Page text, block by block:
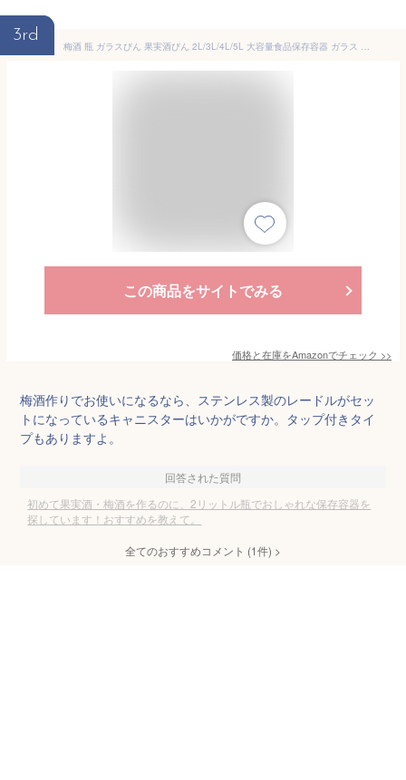
3rd
梅酒 瓶 ガラスびん 果実酒びん 2L/3L/4L/5L 大容量食品保存容器 ガラス 密封保存瓶 食品保存容器 ガラス 保存びん 密封保存瓶 密閉容器 キャニスター コーヒー豆 茶葉 砂糖 保存容器 密封瓶 保存容器 びん 果実酒 づくり (2L,ラウンド)
この商品をサイトでみる
価格と在庫をAmazonでチェック >>
梅酒作りでお使いになるなら、ステンレス製のレードルがセッ
トになっているキャニスターはいかがですか。タップ付きタイ
プもありますよ。
回答された質問
初めて果実酒・梅酒を作るのに、2リットル瓶でおしゃれな保存容器を
探しています！おすすめを教えて。
全てのおすすめコメント (1件) >